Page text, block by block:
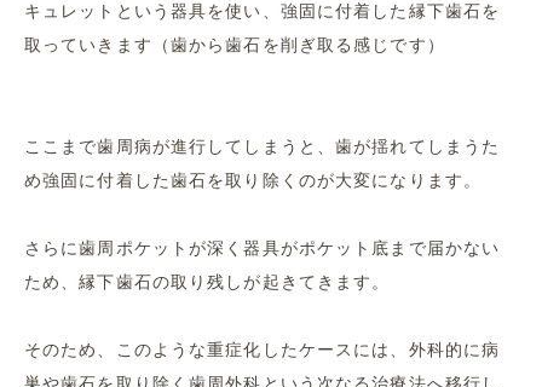
キュレットという器具を使い、強固に付着した縁下歯石を
取っていきます（歯から歯石を削ぎ取る感じです）
ここまで歯周病が進行してしまうと、歯が揺れてしまうた
め強固に付着した歯石を取り除くのが大変になります。
さらに歯周ポケットが深く器具がポケット底まで届かない
ため、縁下歯石の取り残しが起きてきます。
そのため、このような重症化したケースには、外科的に病